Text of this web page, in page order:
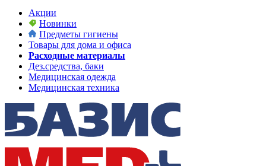
Акции
Новинки
Предметы гигиены
Товары для дома и офиса
Расходные материалы
Дез.средства, баки
Медицинская одежда
Медицинская техника